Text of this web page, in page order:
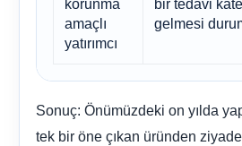
korunma
amaçlı
yatırımcı
bir tedavi
gelmesi
Sonuç: Önümüzdeki on yılda
tek bir öne çıkan üründen